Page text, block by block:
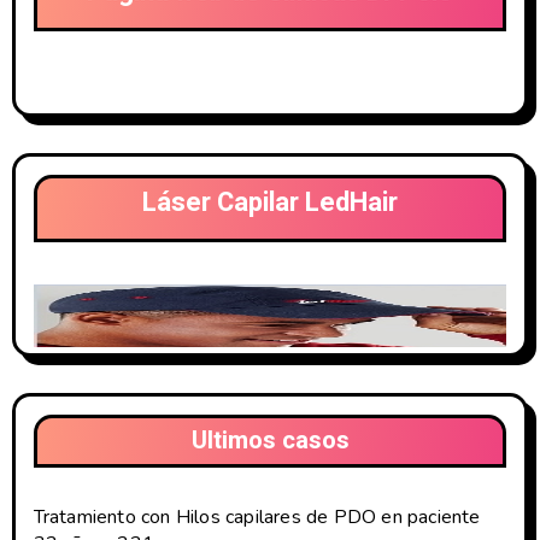
Láser Capilar LedHair
Ultimos casos
Tratamiento con Hilos capilares de PDO en paciente